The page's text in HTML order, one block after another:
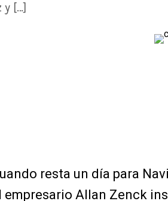
y […]
resta un día para
empresario Allan Zenck